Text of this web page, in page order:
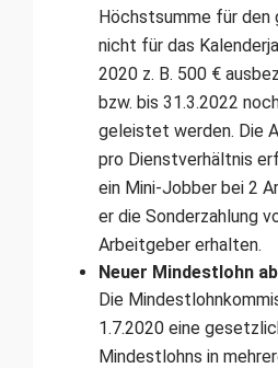
Höchstsumme für den
nicht für das
2020 z. B. 500 €
bzw. bis 31.3.2022
geleistet werden. Die
pro Dienstverhältnis
ein Mini-Jobber bei 2
er die Sonderzahlung
Arbeitgeber erhalten.
Neuer Mindestlohn
Die
1.7.2020 eine
Mindestlohns in